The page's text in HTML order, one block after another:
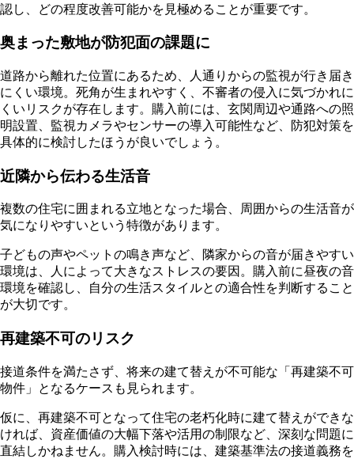
認し、どの程度改善可能かを見極めることが重要です。
奥まった敷地が防犯面の課題に
道路から離れた位置にあるため、人通りからの監視が行き届き
にくい環境。死角が生まれやすく、不審者の侵入に気づかれに
くいリスクが存在します。購入前には、玄関周辺や通路への照
明設置、監視カメラやセンサーの導入可能性など、防犯対策を
具体的に検討したほうが良いでしょう。
近隣から伝わる生活音
複数の住宅に囲まれる立地となった場合、周囲からの生活音が
気になりやすいという特徴があります。
子どもの声やペットの鳴き声など、隣家からの音が届きやすい
環境は、人によって大きなストレスの要因。購入前に昼夜の音
環境を確認し、自分の生活スタイルとの適合性を判断すること
が大切です。
再建築不可のリスク
接道条件を満たさず、将来の建て替えが不可能な「再建築不可
物件」となるケースも見られます。
仮に、再建築不可となって住宅の老朽化時に建て替えができな
ければ、資産価値の大幅下落や活用の制限など、深刻な問題に
直結しかねません。購入検討時には、建築基準法の接道義務を